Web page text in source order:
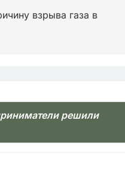
взрыва газа в
решили